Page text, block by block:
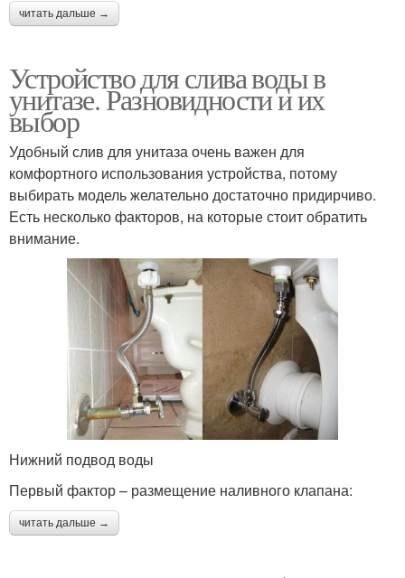
читать дальше →
Устройство для слива воды в
унитазе. Разновидности и их
выбор
Удобный слив для унитаза очень важен для
комфортного использования устройства, потому
выбирать модель желательно достаточно придирчиво.
Есть несколько факторов, на которые стоит обратить
внимание.
Нижний подвод воды
Первый фактор – размещение наливного клапана:
читать дальше →